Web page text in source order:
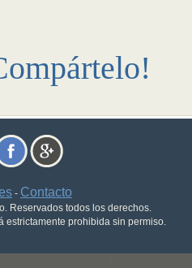
- Contacto
Reservados todos los derechos.
estrictamente prohibida sin permiso.